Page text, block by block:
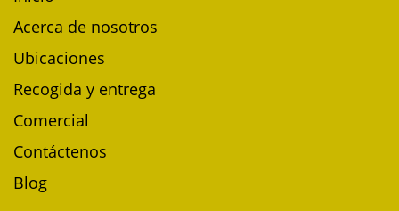
Acerca de nosotros
Ubicaciones
Recogida y entrega
Comercial
Contáctenos
Blog